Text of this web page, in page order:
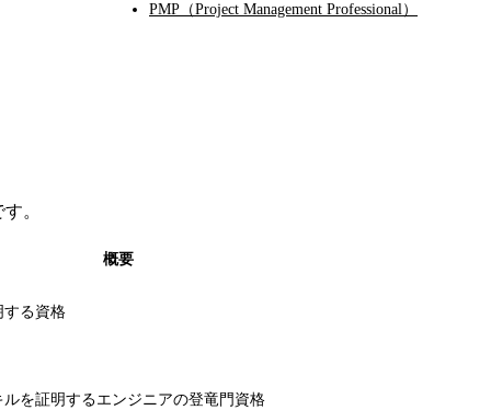
PMP（Project Management Professional）
。
概要
する資格
を証明するエンジニアの登竜門資格